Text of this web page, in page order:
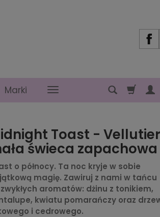
Marki
Toast -
świeca zapachowa
o północy. Ta noc kryje w sobie
magię. Zawiruj z nami w tańcu
aromatów: dżinu z tonikiem,
kwiatu pomarańczy oraz
i cedrowego.